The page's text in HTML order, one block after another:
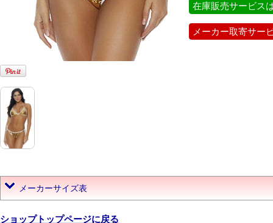
在庫販売サービス
メーカー取寄サー
メーカーサイズ表
ショップトップページに戻る